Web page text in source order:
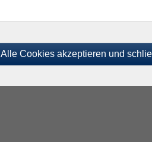
Alle Cookies akzeptieren und